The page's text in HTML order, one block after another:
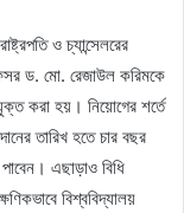
ও চ্যান্সেলরের
ড. মো. রেজাউল করিমকে
করা হয়। নিয়োগের শর্তে
তারিখ হতে চার বছর
এছাড়াও বিধি
বিশ্ববিদ্যালয়